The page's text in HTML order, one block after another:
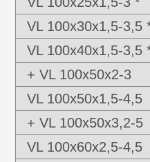
VL 100x30x1,5-3,5
VL 100x40x1,5-3,5
+ VL 100x50x2-3
VL 100x50x1,5-4,5
+ VL 100x50x3,2-5
VL 100x60x2,5-4,5